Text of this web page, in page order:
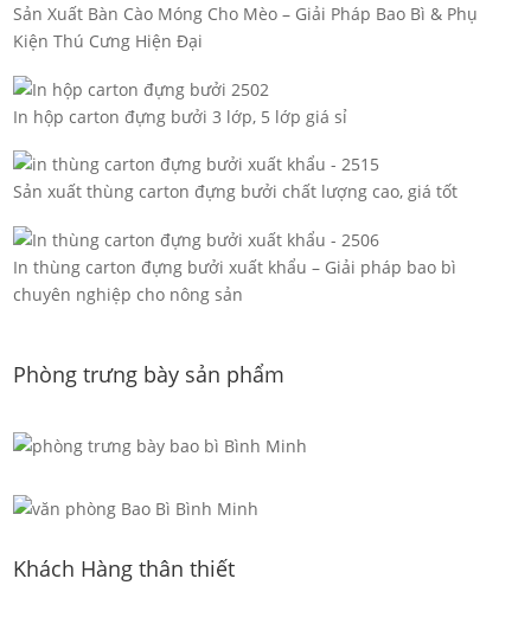
Sản Xuất Bàn Cào Móng Cho Mèo – Giải Pháp Bao Bì & Phụ
Kiện Thú Cưng Hiện Đại
In hộp carton đựng bưởi 3 lớp, 5 lớp giá sỉ
Sản xuất thùng carton đựng bưởi chất lượng cao, giá tốt
In thùng carton đựng bưởi xuất khẩu – Giải pháp bao bì
chuyên nghiệp cho nông sản
Phòng trưng bày sản phẩm
Khách Hàng thân thiết